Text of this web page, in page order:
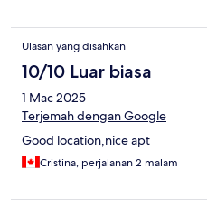
Ulasan yang disahkan
10/10 Luar biasa
1 Mac 2025
Terjemah dengan Google
Good location,nice apt
Cristina, perjalanan 2 malam